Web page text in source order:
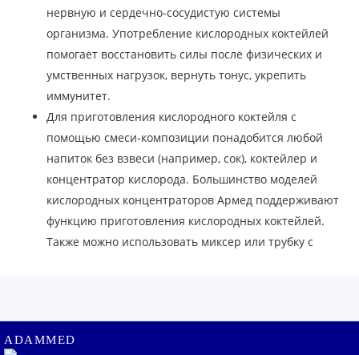
нервную и сердечно-сосудистую системы
организма. Употребление кислородных коктейлей
помогает восстановить силы после физических и
умственных нагрузок, вернуть тонус, укрепить
иммунитет.
Для приготовления кислородного коктейля с
помощью смеси-композиции понадобится любой
напиток без взвеси (например, сок), коктейлер и
концентратор кислорода. Большинство моделей
кислородных концентраторов Армед поддерживают
функцию приготовления кислородных коктейлей.
Также можно использовать миксер или трубку с
Такое сочетание ингредиентов позволяет
приготовить бодрящий, обогащённый витаминами
ADAMMED